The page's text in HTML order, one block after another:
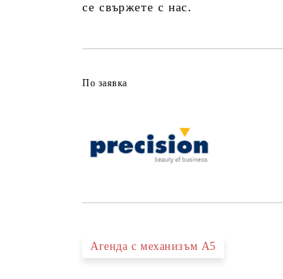
се свържете с нас.
По заявка
Агенда с механизъм А5